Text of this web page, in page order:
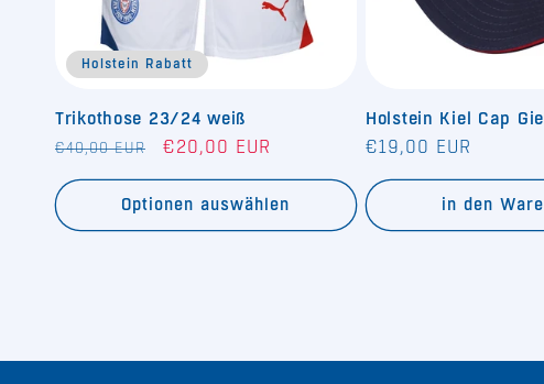
Holstein Rabatt
Trikothose 23/24 weiß
Normaler
€40,00 EUR Verkaufspreis
€20,00 EUR
Optionen auswählen
Holstein Kiel Cap
Normaler
€19,00 EUR
in den